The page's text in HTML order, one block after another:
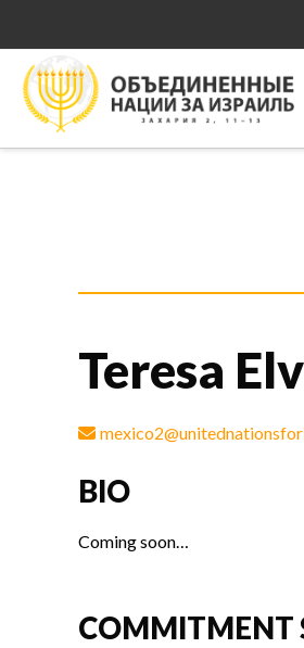
Teresa
BIO
Coming soon…
COMMITMENT